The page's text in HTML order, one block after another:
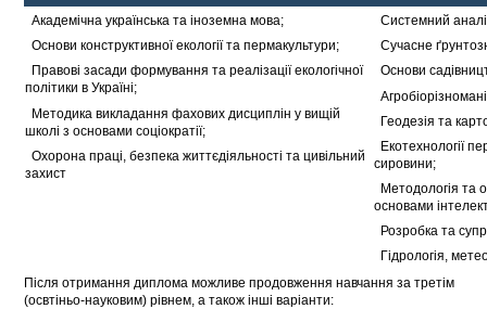
 Академічна українська та іноземна мова;
 Основи конструктивної екології та пермакультури;
 Правові засади формування та реалізації екологічної
політики в Україні;
 Методика викладання фахових дисциплін у вищій
школі з основами соціократії;
 Охорона праці, безпека життєдіяльності та цивільний
захист
 Системний
 Сучасне
 Основи

 Геодезія та
 Екотехнології
сировини;
 Методологія та
основами
 Розробка та
 Гідрологія,
Після отримання диплома можливе продовження навчання за третім
(освтіньо-науковим) рівнем, а також інші варіанти: